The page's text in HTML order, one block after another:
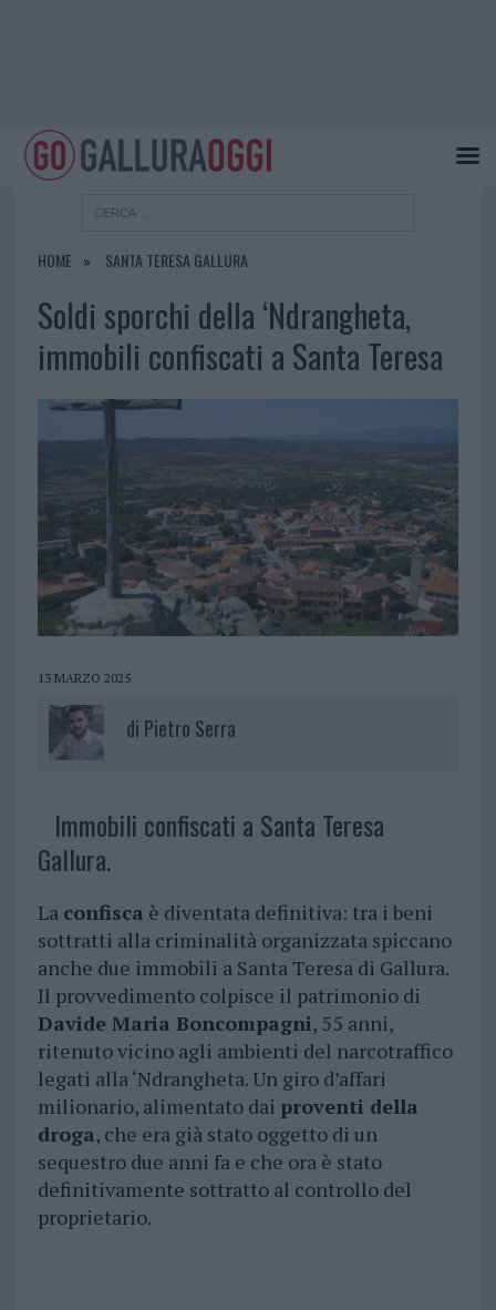
HOME SANTA TERESA GALLURA
Soldi sporchi della ‘Ndrangheta,
immobili confiscati a Santa Teresa
13 MARZO 2025
di Pietro Serra
Immobili confiscati a Santa Teresa
Gallura.
La confisca è diventata definitiva: tra i beni
sottratti alla criminalità organizzata spiccano
anche due immobili a Santa Teresa di Gallura.
Il provvedimento colpisce il patrimonio di
Davide Maria Boncompagni, 55 anni,
ritenuto vicino agli ambienti del narcotraffico
legati alla ‘Ndrangheta. Un giro d’affari
milionario, alimentato dai proventi della
droga, che era già stato oggetto di un
sequestro due anni fa e che ora è stato
definitivamente sottratto al controllo del
proprietario.